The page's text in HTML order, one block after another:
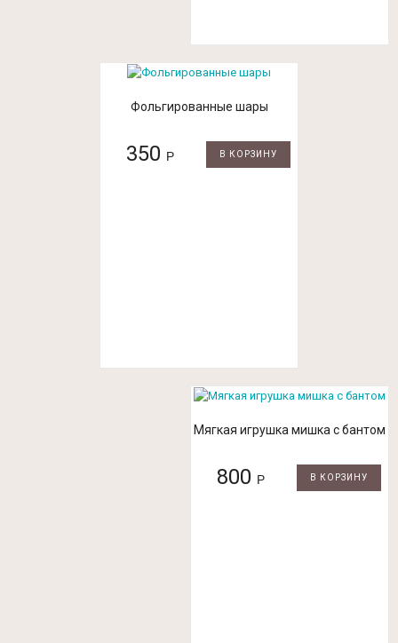
Фольгированные шары
350 Р В КОРЗИНУ
Мягкая игрушка мишка с бантом
800 Р В КОРЗИНУ